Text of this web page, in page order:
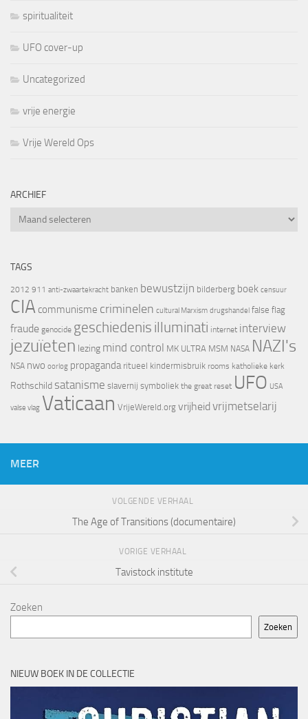
spiritualiteit
UFO cover-up
Uncategorized
vrije energie
Vrije Wereld Ops
ARCHIEF
Archief
TAGS
2012 911 anti-zwaartekracht banken bewustzijn bilderberg boek censuur
CIA communisme criminelen cultural Marxism drugshandel false flag
fraude genocide geschiedenis illuminati internet interview
jezuïeten lezing mind control MK ULTRA MSM NASA NAZI's
NSA nwo oorlog propaganda ritueel kindermisbruik rooms katholieke kerk
Rothschild satanisme slavernij symboliek the great reset UFO USA
valse vlag Vaticaan VrijeWereld.org vrijheid vrijmetselarij
MEER
VOLGENDE VERHAAL
The Age of Transitions (documentaire)
VORIGE VERHAAL
Tavistock institute
Zoeken
Zoeken
NIEUW BOEK IN DE COLLECTIE